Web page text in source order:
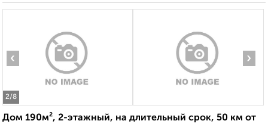
2/8
‹ ›
Дом 190м², 2-этажный, на длительный срок, 50 км от